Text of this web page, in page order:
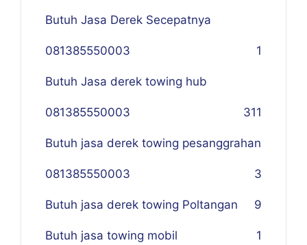
Butuh Jasa Derek Secepatnya
081385550003 1
Butuh Jasa derek towing hub
081385550003 311
Butuh jasa derek towing pesanggrahan
081385550003 3
Butuh jasa derek towing Poltangan 9
Butuh jasa towing mobil 1